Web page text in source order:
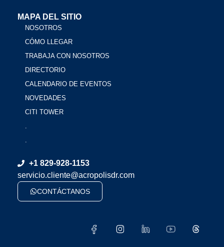
MAPA DEL SITIO
NOSOTROS
CÓMO LLEGAR
TRABAJA CON NOSOTROS
DIRECTORIO
CALENDARIO DE EVENTOS
NOVEDADES
CITI TOWER
+1 829-928-1153
servicio.cliente@acropolisdr.com
CONTÁCTANOS